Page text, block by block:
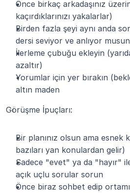
Önce birkaç arkadaşınız
kaçırdıklarınızı yakalarlar)
Birden fazla şeyi aynı anda
dersi seviyor ve anlıyor
İlerleme çubuğu ekleyin
azaltır)
Yorumlar için yer bırakın
altın maden
Görüşme İpuçları:
Bir planınız olsun ama esnek
bazıları yan konulardan gelir)
Sadece "evet" ya da "hayır"
açık uçlu sorular sorun
Önce biraz sohbet edip